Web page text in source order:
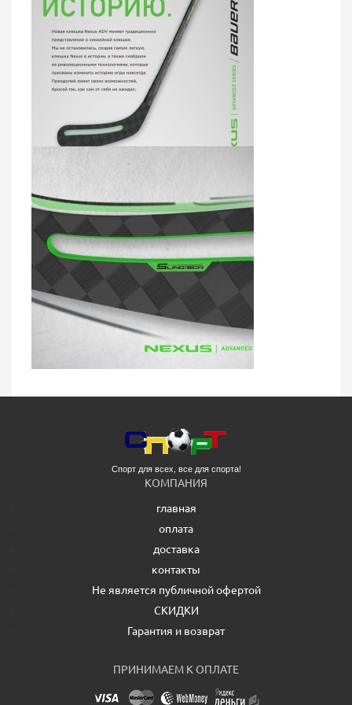
Спорт для всех, все для спорта!
КОМПАНИЯ
главная
оплата
доставка
контакты
Не является публичной офертой
СКИДКИ
Гарантия и возврат
ПРИНИМАЕМ К ОПЛАТЕ